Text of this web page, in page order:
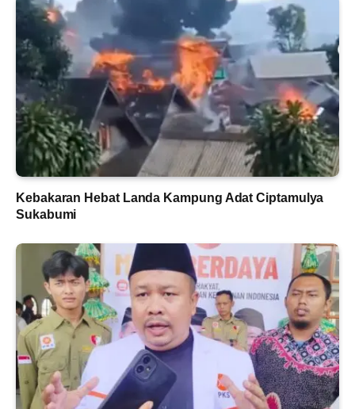
Kebakaran Hebat Landa Kampung Adat Ciptamulya
Sukabumi